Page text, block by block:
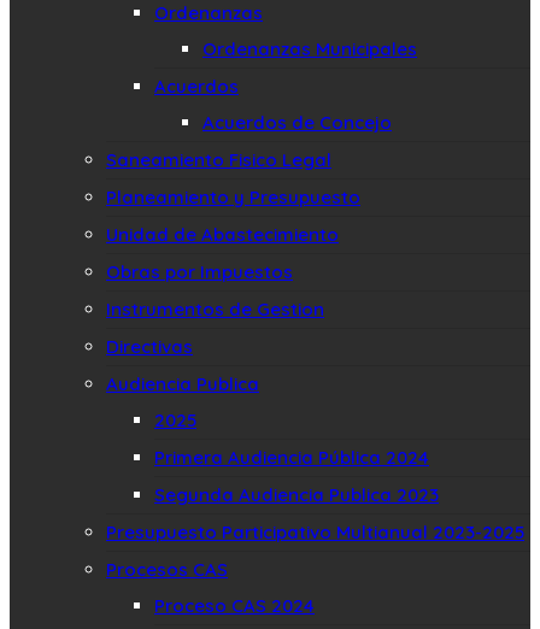
Ordenanzas
Ordenanzas Municipales
Acuerdos
Acuerdos de Concejo
Saneamiento Fisico Legal
Planeamiento y Presupuesto
Unidad de Abastecimiento
Obras por Impuestos
Instrumentos de Gestion
Directivas
Audiencia Publica
2025
Primera Audiencia Pública 2024
Segunda Audiencia Publica 2023
Presupuesto Participativo Multianual 2023-2025
Procesos CAS
Proceso CAS 2024